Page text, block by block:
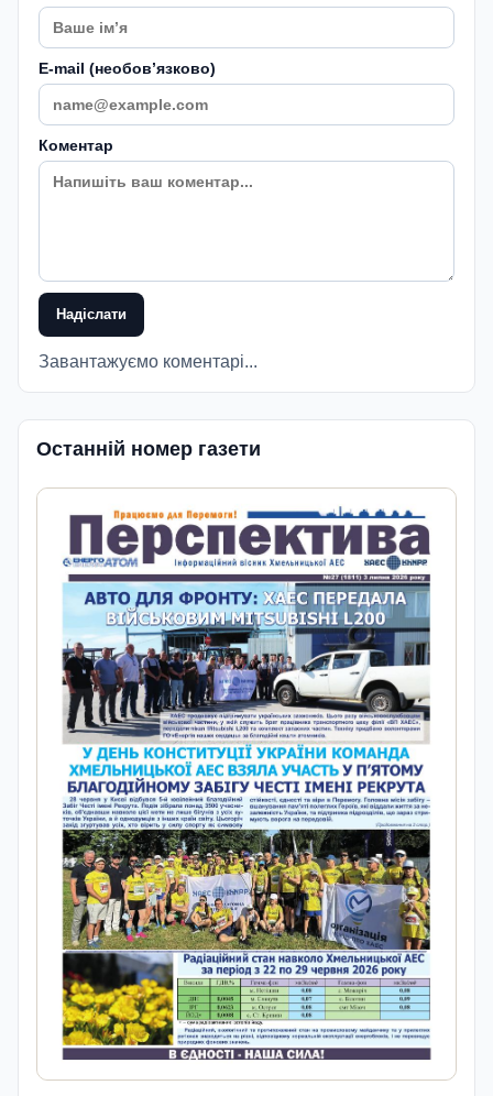
E-mail (необовʼязково)
Коментар
Надіслати
Завантажуємо коментарі...
Останній номер газети